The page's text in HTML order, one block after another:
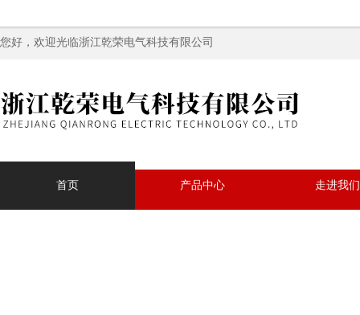
您好，欢迎光临浙江乾荣电气科技有限公司
首页 产品中心 走进我们